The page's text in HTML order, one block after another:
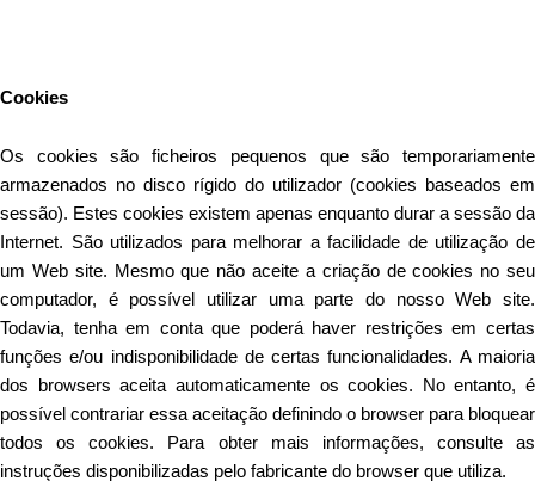
Cookies
Os cookies são ficheiros pequenos que são temporariamente
armazenados no disco rígido do utilizador (cookies baseados em
sessão). Estes cookies existem apenas enquanto durar a sessão da
Internet. São utilizados para melhorar a facilidade de utilização de
um Web site. Mesmo que não aceite a criação de cookies no seu
computador, é possível utilizar uma parte do nosso Web site.
Todavia, tenha em conta que poderá haver restrições em certas
funções e/ou indisponibilidade de certas funcionalidades. A maioria
dos browsers aceita automaticamente os cookies. No entanto, é
possível contrariar essa aceitação definindo o browser para bloquear
todos os cookies. Para obter mais informações, consulte as
instruções disponibilizadas pelo fabricante do browser que utiliza.